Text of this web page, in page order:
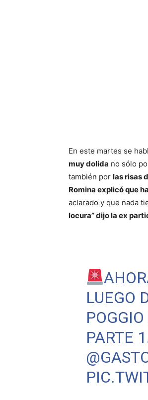
En este martes se
muy dolida no sólo
también por las risas
Romina explicó que
aclarado y que nada
locura” dijo la ex
LUEGO
PARTE